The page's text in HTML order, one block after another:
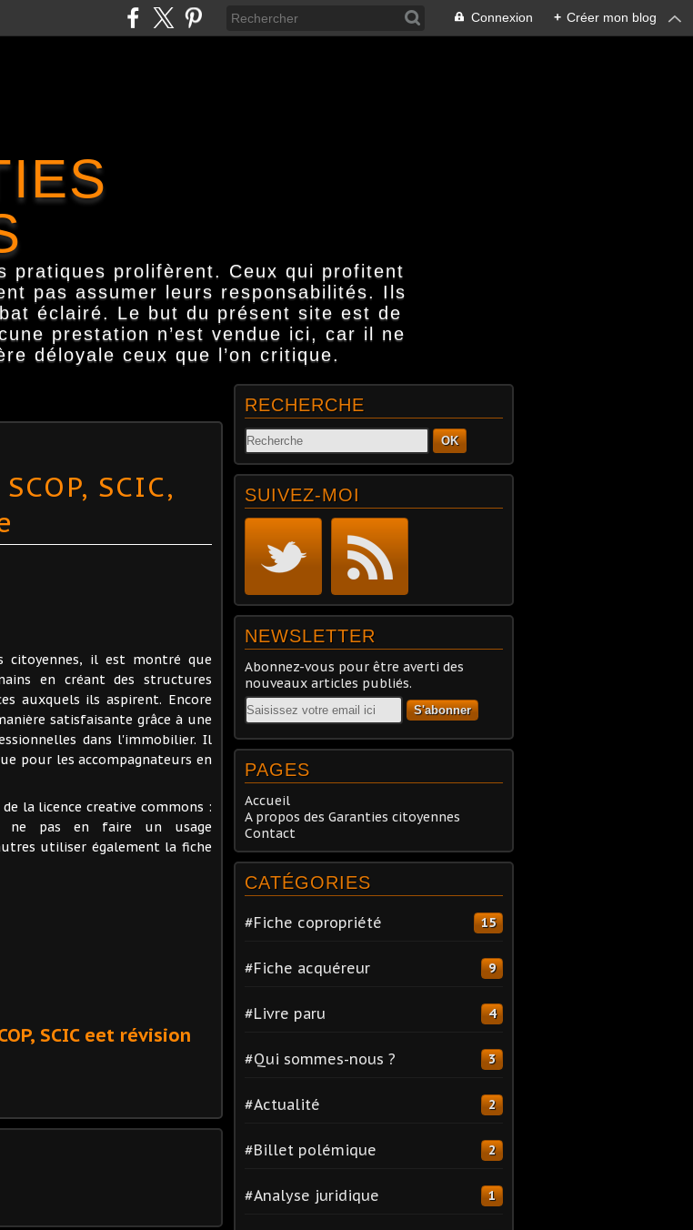
Connexion + Créer mon blog
pratiques prolifèrent. Ceux qui profitent
pas assumer leurs responsabilités. Ils
éclairé. Le but du présent site est de
prestation n’est vendue ici, car il ne
déloyale ceux que l’on critique.
SCIC,
citoyennes, il est montré que
en créant des structures
auxquels ils aspirent. Encore
satisfaisante grâce à une
dans l'immobilier. Il
pour les accompagnateurs en
la licence creative commons :
ne pas en faire un usage
utiliser également la fiche
SCIC eet révision
RECHERCHE
OK
SUIVEZ-MOI
NEWSLETTER
Abonnez-vous pour être averti des
nouveaux articles publiés.
Email
PAGES
Accueil
A propos des Garanties citoyennes
Contact
CATÉGORIES
#Fiche copropriété 15
#Fiche acquéreur 9
#Livre paru 4
#Qui sommes-nous ? 3
#Actualité 2
#Billet polémique 2
#Analyse juridique 1